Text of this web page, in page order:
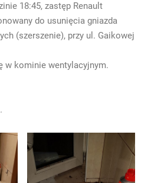
18:45, zastęp Renault
do usunięcia gniazda
(szerszenie), przy ul. Gaikowej
w kominie wentylacyjnym.